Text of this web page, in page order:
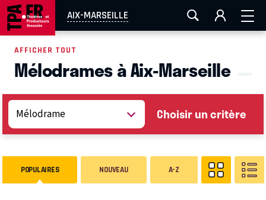
AIX-MARSEILLE
AIX-MARSEILLE AURAY LA ROCHELLE
EN TOURNÉE
AFFICHER TOUT
Mélodrames à Aix-Marseille
Choisir un critère
POPULAIRES NOUVEAU A-Z